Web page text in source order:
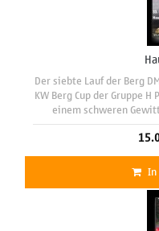
Der siebte Lauf der Berg
KW Berg Cup der Gruppe
einem schweren
Rennlauf führte der